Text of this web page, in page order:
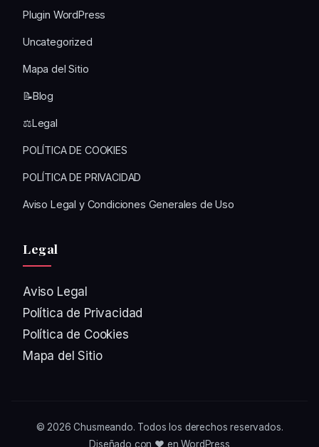
Plugin WordPress
Uncategorized
Mapa del Sitio
📝Blog
⚖️Legal
POLÍTICA DE COOKIES
POLÍTICA DE PRIVACIDAD
Aviso Legal y Condiciones Generales de Uso
Legal
Aviso Legal
Política de Privacidad
Política de Cookies
Mapa del Sitio
© 2026Chusmeando. Todos los derechos reservados.
Diseñado con ❤️ en WordPress